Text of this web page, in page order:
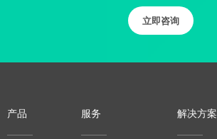
立即咨询
产品 服务 解决方案